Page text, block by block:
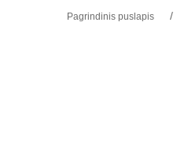
Pagrindinis puslapis